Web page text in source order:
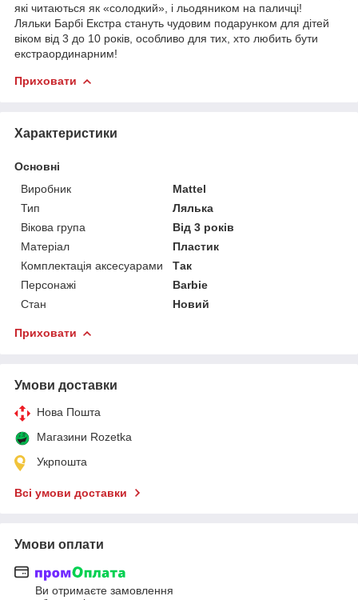
які читаються як «солодкий», і льодяником на паличці!
Ляльки Барбі Екстра стануть чудовим подарунком для дітей
віком від 3 до 10 років, особливо для тих, хто любить бути
екстраординарним!
Приховати
Характеристики
Основні
Виробник
Mattel
Тип
Лялька
Вікова група
Від 3 років
Матеріал
Пластик
Комплектація аксесуарами
Так
Персонажі
Barbie
Стан
Новий
Приховати
Умови доставки
Нова Пошта
Магазини Rozetka
Укрпошта
Всі умови доставки
Умови оплати
Ви отримаєте замовлення